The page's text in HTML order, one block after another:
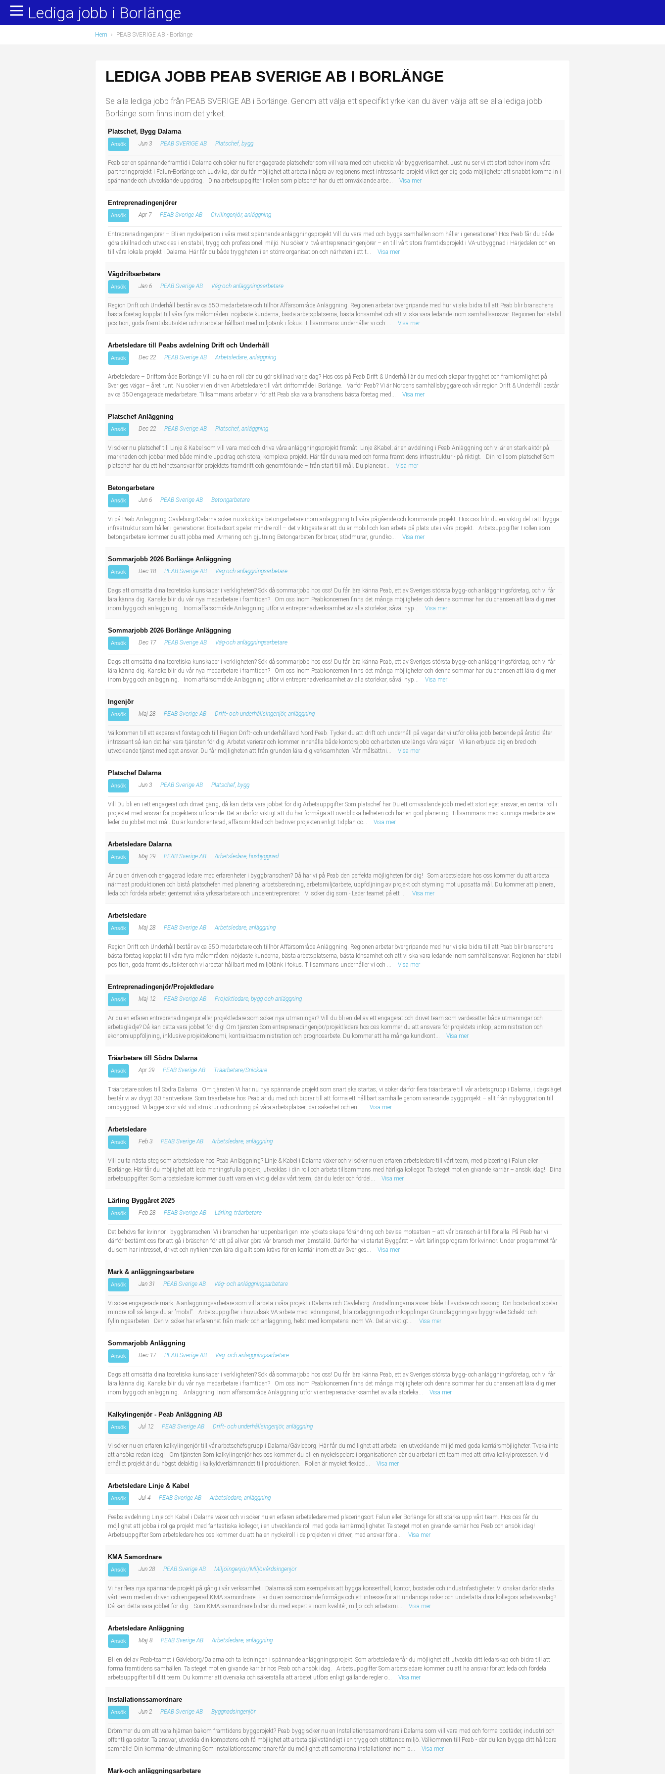
Yrkesområden
Administration, ekonomi, juridik
Försäljning, inköp, marknadsföring
Hotell, restaurang, storhushåll
Installation, drift, underhåll
Kropps- och skönhetsvård
Naturvetenskapligt arbete
Sanering och renhållning
Populära jobb
Undersköterska, hemtjänst och äldreboende
Lärare i förskola/Förskollärare
Bussförare/Busschaufför
Behandlingsassistent/Socialpedagog
Tidningsbud/Tidningsdistributör
Lärare i fritidshem/Fritidspedagog
Taxiförare/Taxichaufför
Läkarsekreterare/Vårdadmin/Medicinsk sekreterare
Informatör/Kommunikatör
Sjuksköterska, grundutbildad
Lediga jobb i Borlänge
Hem › PEAB SVERIGE AB - Borlänge
LEDIGA JOBB PEAB SVERIGE AB I BORLÄNGE
Se alla lediga jobb från PEAB SVERIGE AB i Borlänge. Genom att välja ett specifikt yrke kan du även välja att se alla lediga jobb i
Borlänge som finns inom det yrket.
Platschef, Bygg Dalarna
Ansök Jun 3 PEAB SVERIGE AB Platschef, bygg
Peab ser en spännande framtid i Dalarna och söker nu fler engagerade platschefer som vill vara med och utveckla vår byggverksamhet. Just nu ser vi ett stort behov inom våra
partneringprojekt i Falun-Borlänge och Ludvika, där du får möjlighet att arbeta i några av regionens mest intressanta projekt vilket ger dig goda möjligheter att snabbt komma in i
spännande och utvecklande uppdrag. Dina arbetsuppgifter I rollen som platschef har du ett omväxlande arbe...
Visa mer
Entreprenadingenjörer
Ansök Apr 7 PEAB Sverige AB Civilingenjör, anläggning
Entreprenadingenjörer – Bli en nyckelperson i våra mest spännande anläggningsprojekt Vill du vara med och bygga samhällen som håller i generationer? Hos Peab får du både
göra skillnad och utvecklas i en stabil, trygg och professionell miljö. Nu söker vi två entreprenadingenjörer – en till vårt stora framtidsprojekt i VA-utbyggnad i Härjedalen och en
till våra lokala projekt i Dalarna. Här får du både tryggheten i en större organisation och närheten i ett t...
Visa mer
Vägdriftsarbetare
Ansök Jan 6 PEAB Sverige AB Väg-och anläggningsarbetare
Region Drift och Underhåll består av ca 550 medarbetare och tillhör Affärsområde Anläggning. Regionen arbetar övergripande med hur vi ska bidra till att Peab blir branschens
bästa företag kopplat till våra fyra målområden: nöjdaste kunderna, bästa arbetsplatserna, bästa lönsamhet och att vi ska vara ledande inom samhällsansvar. Regionen har stabil
position, goda framtidsutsikter och vi arbetar hållbart med miljötänk i fokus. Tillsammans underhåller vi och ...
Visa mer
Arbetsledare till Peabs avdelning Drift och Underhåll
Ansök Dec 22 PEAB Sverige AB Arbetsledare, anläggning
Arbetsledare – Driftområde Borlänge Vill du ha en roll där du gör skillnad varje dag? Hos oss på Peab Drift & Underhåll är du med och skapar trygghet och framkomlighet på
Sveriges vägar – året runt. Nu söker vi en driven Arbetsledare till vårt driftområde i Borlänge. Varför Peab? Vi är Nordens samhällsbyggare och vår region Drift & Underhåll består
av ca 550 engagerade medarbetare. Tillsammans arbetar vi för att Peab ska vara branschens bästa företag med...
Visa mer
Platschef Anläggning
Ansök Dec 22 PEAB Sverige AB Platschef, anläggning
Vi söker nu platschef till Linje & Kabel som vill vara med och driva våra anläggningsprojekt framåt. Linje &Kabel; är en avdelning i Peab Anläggning och vi är en stark aktör på
marknaden och jobbar med både mindre uppdrag och stora, komplexa projekt. Här får du vara med och forma framtidens infrastruktur - på riktigt. Din roll som platschef Som
platschef har du ett helhetsansvar för projektets framdrift och genomförande – från start till mål. Du planerar...
Visa mer
Betongarbetare
Ansök Jun 6 PEAB Sverige AB Betongarbetare
Vi på Peab Anläggning Gävleborg/Dalarna söker nu skickliga betongarbetare inom anläggning till våra pågående och kommande projekt. Hos oss blir du en viktig del i att bygga
infrastruktur som håller i generationer. Bostadsort spelar mindre roll – det viktigaste är att du är mobil och kan arbeta på plats ute i våra projekt. Arbetsuppgifter I rollen som
betongarbetare kommer du att jobba med: Armering och gjutning Betongarbeten för broar, stödmurar, grundko...
Visa mer
Sommarjobb 2026 Borlänge Anläggning
Ansök Dec 18 PEAB Sverige AB Väg-och anläggningsarbetare
Dags att omsätta dina teoretiska kunskaper i verkligheten? Sök då sommarjobb hos oss! Du får lära känna Peab, ett av Sveriges största bygg- och anläggningsföretag, och vi får
lära känna dig. Kanske blir du vår nya medarbetare i framtiden? Om oss Inom Peabkoncernen finns det många möjligheter och denna sommar har du chansen att lära dig mer
inom bygg och anläggning. Inom affärsområde Anläggning utför vi entreprenadverksamhet av alla storlekar, såväl nyp...
Visa mer
Sommarjobb 2026 Borlänge Anläggning
Ansök Dec 17 PEAB Sverige AB Väg-och anläggningsarbetare
Dags att omsätta dina teoretiska kunskaper i verkligheten? Sök då sommarjobb hos oss! Du får lära känna Peab, ett av Sveriges största bygg- och anläggningsföretag, och vi får
lära känna dig. Kanske blir du vår nya medarbetare i framtiden? Om oss Inom Peabkoncernen finns det många möjligheter och denna sommar har du chansen att lära dig mer
inom bygg och anläggning. Inom affärsområde Anläggning utför vi entreprenadverksamhet av alla storlekar, såväl nyp...
Visa mer
Ingenjör
Ansök Maj 28 PEAB Sverige AB Drift- och underhållsingenjör, anläggning
Välkommen till ett expansivt företag och till Region Drift- och underhåll avd Nord Peab. Tycker du att drift och underhåll på vägar där vi utför olika jobb beroende på årstid låter
intressant så kan det här vara tjänsten för dig. Arbetet varierar och kommer innehålla både kontorsjobb och arbeten ute längs våra vägar. Vi kan erbjuda dig en bred och
utvecklande tjänst med eget ansvar. Du får möjligheten att från grunden lära dig verksamheten. Vår målsättni...
Visa mer
Platschef Dalarna
Ansök Jun 3 PEAB Sverige AB Platschef, bygg
Vill Du bli en i ett engagerat och drivet gäng, då kan detta vara jobbet för dig Arbetsuppgifter Som platschef har Du ett omväxlande jobb med ett stort eget ansvar, en central roll i
projektet med ansvar för projektens utförande. Det är därför viktigt att du har förmåga att överblicka helheten och har en god planering. Tillsammans med kunniga medarbetare
leder du jobbet mot mål. Du är kundorienterad, affärsinriktad och bedriver projekten enligt tidplan oc...
Visa mer
Arbetsledare Dalarna
Ansök Maj 29 PEAB Sverige AB Arbetsledare, husbyggnad
Är du en driven och engagerad ledare med erfarenheter i byggbranschen? Då har vi på Peab den perfekta möjligheten för dig! Som arbetsledare hos oss kommer du att arbeta
närmast produktionen och bistå platschefen med planering, arbetsberedning, arbetsmiljöarbete, uppföljning av projekt och styrning mot uppsatta mål. Du kommer att planera,
leda och fördela arbetet gentemot våra yrkesarbetare och underentreprenörer. Vi söker dig som - Leder teamet på ett ...
Visa mer
Arbetsledare
Ansök Maj 28 PEAB Sverige AB Arbetsledare, anläggning
Region Drift och Underhåll består av ca 550 medarbetare och tillhör Affärsområde Anläggning. Regionen arbetar övergripande med hur vi ska bidra till att Peab blir branschens
bästa företag kopplat till våra fyra målområden: nöjdaste kunderna, bästa arbetsplatserna, bästa lönsamhet och att vi ska vara ledande inom samhällsansvar. Regionen har stabil
position, goda framtidsutsikter och vi arbetar hållbart med miljötänk i fokus. Tillsammans underhåller vi och ...
Visa mer
Entreprenadingenjör/Projektledare
Ansök Maj 12 PEAB Sverige AB Projektledare, bygg och anläggning
Är du en erfaren entreprenadingenjör eller projektledare som söker nya utmaningar? Vill du bli en del av ett engagerat och drivet team som värdesätter både utmaningar och
arbetsglädje? Då kan detta vara jobbet för dig! Om tjänsten Som entreprenadingenjör/projektledare hos oss kommer du att ansvara för projektets inköp, administration och
ekonomiuppföljning, inklusive projektekonomi, kontraktsadministration och prognosarbete. Du kommer att ha många kundkont...
Visa mer
Träarbetare till Södra Dalarna
Ansök Apr 29 PEAB Sverige AB Träarbetare/Snickare
Träarbetare sökes till Södra Dalarna Om tjänsten Vi har nu nya spännande projekt som snart ska startas, vi söker därför flera träarbetare till vår arbetsgrupp i Dalarna, i dagsläget
består vi av drygt 30 hantverkare. Som träarbetare hos Peab är du med och bidrar till att forma ett hållbart samhälle genom varierande byggprojekt – allt från nybyggnation till
ombyggnad. Vi lägger stor vikt vid struktur och ordning på våra arbetsplatser, där säkerhet och en ...
Visa mer
Arbetsledare
Ansök Feb 3 PEAB Sverige AB Arbetsledare, anläggning
Vill du ta nästa steg som arbetsledare hos Peab Anläggning? Linje & Kabel i Dalarna växer och vi söker nu en erfaren arbetsledare till vårt team, med placering i Falun eller
Borlänge. Här får du möjlighet att leda meningsfulla projekt, utvecklas i din roll och arbeta tillsammans med härliga kollegor. Ta steget mot en givande karriär – ansök idag! Dina
arbetsuppgifter: Som arbetsledare kommer du att vara en viktig del av vårt team, där du leder och fördel...
Visa mer
Lärling Byggåret 2025
Ansök Feb 28 PEAB Sverige AB Lärling, träarbetare
Det behövs fler kvinnor i byggbranschen! Vi i branschen har uppenbarligen inte lyckats skapa förändring och bevisa motsatsen – att vår bransch är till för alla. På Peab har vi
därför bestämt oss för att gå i bräschen för att på allvar göra vår bransch mer jämställd. Därför har vi startat Byggåret – vårt lärlingsprogram för kvinnor. Under programmet får
du som har intresset, drivet och nyfikenheten lära dig allt som krävs för en karriär inom ett av Sveriges...
Visa mer
Mark & anläggningsarbetare
Ansök Jan 31 PEAB Sverige AB Väg- och anläggningsarbetare
Vi söker engagerade mark- & anläggningsarbetare som vill arbeta i våra projekt i Dalarna och Gävleborg. Anställningarna avser både tillsvidare och säsong. Din bostadsort spelar
mindre roll så länge du är ”mobil”. Arbetsuppgifter i huvudsak VA-arbete med ledningsnät, bl a rörläggning och inkopplingar Grundläggning av byggnader Schakt- och
fyllningsarbeten Den vi söker har erfarenhet från mark- och anläggning, helst med kompetens inom VA. Det är viktigt...
Visa mer
Sommarjobb Anläggning
Ansök Dec 17 PEAB Sverige AB Väg- och anläggningsarbetare
Dags att omsätta dina teoretiska kunskaper i verkligheten? Sök då sommarjobb hos oss! Du får lära känna Peab, ett av Sveriges största bygg- och anläggningsföretag, och vi får
lära känna dig. Kanske blir du vår nya medarbetare i framtiden? Om oss Inom Peabkoncernen finns det många möjligheter och denna sommar har du chansen att lära dig mer
inom bygg och anläggning. Anläggning: Inom affärsområde Anläggning utför vi entreprenadverksamhet av alla storleka...
Visa mer
Kalkylingenjör - Peab Anläggning AB
Ansök Jul 12 PEAB Sverige AB Drift- och underhållsingenjör, anläggning
Vi söker nu en erfaren kalkylingenjör till vår arbetschefsgrupp i Dalarna/Gävleborg. Här får du möjlighet att arbeta i en utvecklande miljö med goda karriärsmöjligheter. Tveka inte
att ansöka redan idag! Om tjänsten Som kalkylingenjör hos oss kommer du bli en nyckelspelare i organisationen där du arbetar i ett team med att driva kalkylprocessen. Vid
erhållet projekt är du högst delaktig i kalkylöverlämnandet till produktionen. Rollen är mycket flexibel...
Visa mer
Arbetsledare Linje & Kabel
Ansök Jul 4 PEAB Sverige AB Arbetsledare, anläggning
Peabs avdelning Linje och Kabel i Dalarna växer och vi söker nu en erfaren arbetsledare med placeringsort Falun eller Borlänge för att stärka upp vårt team. Hos oss får du
möjlighet att jobba i roliga projekt med fantastiska kollegor, i en utvecklande roll med goda karriärmöjligheter. Ta steget mot en givande karriär hos Peab och ansök idag!
Arbetsuppgifter Som arbetsledare hos oss kommer du att ha en nyckelroll i de projekten vi driver, med ansvar för a...
Visa mer
KMA Samordnare
Ansök Jun 28 PEAB Sverige AB Miljöingenjör/Miljövårdsingenjör
Vi har flera nya spännande projekt på gång i vår verksamhet i Dalarna så som exempelvis att bygga konserthall, kontor, bostäder och industrifastigheter. Vi önskar därför stärka
vårt team med en driven och engagerad KMA samordnare. Har du en samordnande förmåga och ett intresse för att undanröja risker och underlätta dina kollegors arbetsvardag?
Då kan detta vara jobbet för dig. Som KMA-samordnare bidrar du med expertis inom kvalité-, miljö- och arbetsmi...
Visa mer
Arbetsledare Anläggning
Ansök Maj 8 PEAB Sverige AB Arbetsledare, anläggning
Bli en del av Peab-teamet i Gävleborg/Dalarna och ta ledningen i spännande anläggningsprojekt. Som arbetsledare får du möjlighet att utveckla ditt ledarskap och bidra till att
forma framtidens samhällen. Ta steget mot en givande karriär hos Peab och ansök idag. Arbetsuppgifter Som arbetsledare kommer du att ha ansvar för att leda och fördela
arbetsuppgifter till ditt team. Du kommer att övervaka och säkerställa att arbetet utförs enligt gällande regler o...
Visa mer
Installationssamordnare
Ansök Jun 2 PEAB Sverige AB Byggnadsingenjör
Drömmer du om att vara hjärnan bakom framtidens byggprojekt? Peab bygg söker nu en Installationssamordnare i Dalarna som vill vara med och forma bostäder, industri och
offentliga sektor. Ta ansvar, utveckla din kompetens och få möjlighet att arbeta självständigt i en trygg och stöttande miljö. Välkommen till Peab - där du kan bygga ditt hållbara
samhälle! Din kommande utmaning Som Installationssamordnare får du möjlighet att samordna installationer inom b...
Visa mer
Mark-och anläggningsarbetare